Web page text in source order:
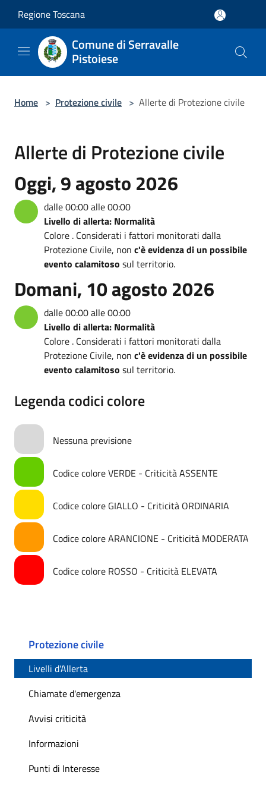
Regione Toscana
Comune di Serravalle
Pistoiese
Home > Protezione civile > Allerte di Protezione civile
Allerte di Protezione civile
Oggi, 9 agosto 2026
dalle 00:00 alle 00:00
Livello di allerta: Normalità
Colore . Considerati i fattori monitorati dalla
Protezione Civile, non c'è evidenza di un possibile
evento calamitoso sul territorio.
Domani, 10 agosto 2026
dalle 00:00 alle 00:00
Livello di allerta: Normalità
Colore . Considerati i fattori monitorati dalla
Protezione Civile, non c'è evidenza di un possibile
evento calamitoso sul territorio.
Legenda codici colore
Nessuna previsione
Codice colore VERDE - Criticità ASSENTE
Codice colore GIALLO - Criticità ORDINARIA
Codice colore ARANCIONE - Criticità MODERATA
Codice colore ROSSO - Criticità ELEVATA
Protezione civile
Livelli d'Allerta
Chiamate d'emergenza
Avvisi criticità
Informazioni
Punti di Interesse